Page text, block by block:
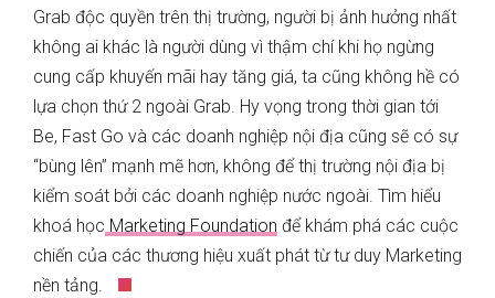
Grab độc quyền trên thị trường, người bị ảnh hưởng nhất
không ai khác là người dùng vì thậm chí khi họ ngừng
cung cấp khuyến mãi hay tăng giá, ta cũng không hề có
lựa chọn thứ 2 ngoài Grab. Hy vọng trong thời gian tới
Be, Fast Go và các doanh nghiệp nội địa cũng sẽ có sự
“bùng lên” mạnh mẽ hơn, không để thị trường nội địa bị
kiểm soát bởi các doanh nghiệp nước ngoài. Tìm hiểu
khoá học Marketing Foundation để khám phá các cuộc
chiến của các thương hiệu xuất phát từ tư duy Marketing
nền tảng.